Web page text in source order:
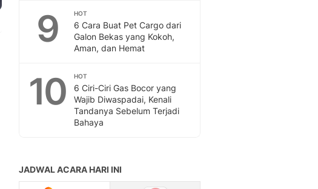
9 HOT
6 Cara Buat Pet Cargo dari
Galon Bekas yang Kokoh,
Aman, dan Hemat
10 HOT
6 Ciri-Ciri Gas Bocor yang
Wajib Diwaspadai, Kenali
Tandanya Sebelum Terjadi
Bahaya